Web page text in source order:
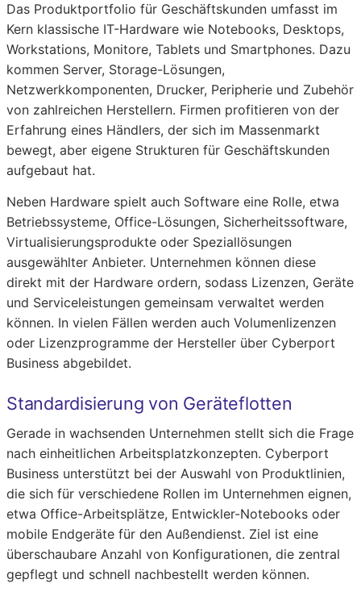
Das Produktportfolio für Geschäftskunden umfasst im
Kern klassische IT-Hardware wie Notebooks, Desktops,
Workstations, Monitore, Tablets und Smartphones. Dazu
kommen Server, Storage-Lösungen,
Netzwerkkomponenten, Drucker, Peripherie und Zubehör
von zahlreichen Herstellern. Firmen profitieren von der
Erfahrung eines Händlers, der sich im Massenmarkt
bewegt, aber eigene Strukturen für Geschäftskunden
aufgebaut hat.
Neben Hardware spielt auch Software eine Rolle, etwa
Betriebssysteme, Office-Lösungen, Sicherheitssoftware,
Virtualisierungsprodukte oder Speziallösungen
ausgewählter Anbieter. Unternehmen können diese
direkt mit der Hardware ordern, sodass Lizenzen, Geräte
und Serviceleistungen gemeinsam verwaltet werden
können. In vielen Fällen werden auch Volumenlizenzen
oder Lizenzprogramme der Hersteller über Cyberport
Business abgebildet.
Standardisierung von Geräteflotten
Gerade in wachsenden Unternehmen stellt sich die Frage
nach einheitlichen Arbeitsplatzkonzepten. Cyberport
Business unterstützt bei der Auswahl von Produktlinien,
die sich für verschiedene Rollen im Unternehmen eignen,
etwa Office-Arbeitsplätze, Entwickler-Notebooks oder
mobile Endgeräte für den Außendienst. Ziel ist eine
überschaubare Anzahl von Konfigurationen, die zentral
gepflegt und schnell nachbestellt werden können.